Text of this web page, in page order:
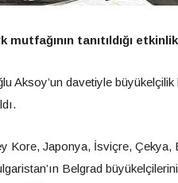
tanıtıldığı
Aksoy’un davetiyle
Kore, Japonya, İsviçre, Çekya,
Belgrad